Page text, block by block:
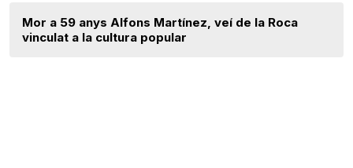
Mor a 59 anys Alfons Martínez, veí de la Roca
vinculat a la cultura popular